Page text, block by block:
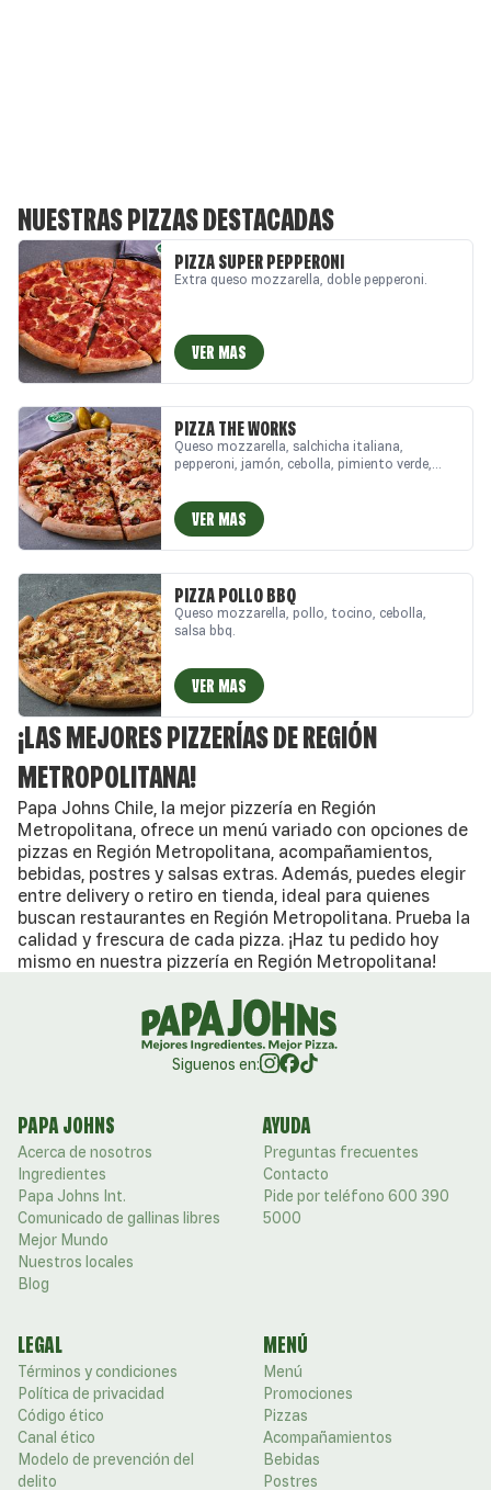
NUESTRAS PIZZAS DESTACADAS
PIZZA SUPER PEPPERONI
Extra queso mozzarella, doble pepperoni.
VER MAS
PIZZA THE WORKS
Queso mozzarella, salchicha italiana,
pepperoni, jamón, cebolla, pimiento verde,
VER MAS
PIZZA POLLO BBQ
Queso mozzarella, pollo, tocino, cebolla,
salsa bbq.
VER MAS
¡LAS MEJORES PIZZERÍAS DE REGIÓN
METROPOLITANA!
Papa Johns Chile, la mejor pizzería en Región
Metropolitana, ofrece un menú variado con opciones de
pizzas en Región Metropolitana, acompañamientos,
bebidas, postres y salsas extras. Además, puedes elegir
entre delivery o retiro en tienda, ideal para quienes
buscan restaurantes en Región Metropolitana. Prueba la
calidad y frescura de cada pizza. ¡Haz tu pedido hoy
mismo en nuestra pizzería en Región Metropolitana!
Siguenos en:
PAPA JOHNS
Acerca de nosotros
Ingredientes
Papa Johns Int.
Comunicado de gallinas libres
Mejor Mundo
Nuestros locales
Blog
AYUDA
Preguntas frecuentes
Contacto
Pide por teléfono 600 390
5000
LEGAL
Términos y condiciones
Política de privacidad
Código ético
Canal ético
Modelo de prevención del
delito
MENÚ
Menú
Promociones
Pizzas
Acompañamientos
Bebidas
Postres